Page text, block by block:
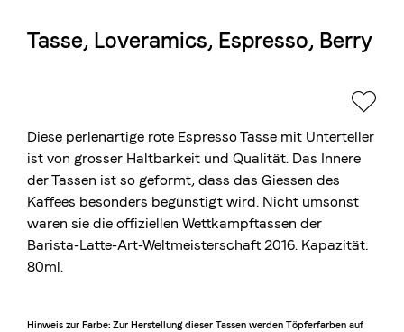
Die Berner Rösterei
Blaser Trading
Tasse, Loveramics, Espresso, Berry
Diese perlenartige rote Espresso Tasse mit Unterteller
ist von grosser Haltbarkeit und Qualität. Das Innere
der Tassen ist so geformt, dass das Giessen des
Kaffees besonders begünstigt wird. Nicht umsonst
waren sie die offiziellen Wettkampftassen der
Barista-Latte-Art-Weltmeisterschaft 2016. Kapazität:
80ml.
Hinweis zur Farbe: Zur Herstellung dieser Tassen werden Töpferfarben auf